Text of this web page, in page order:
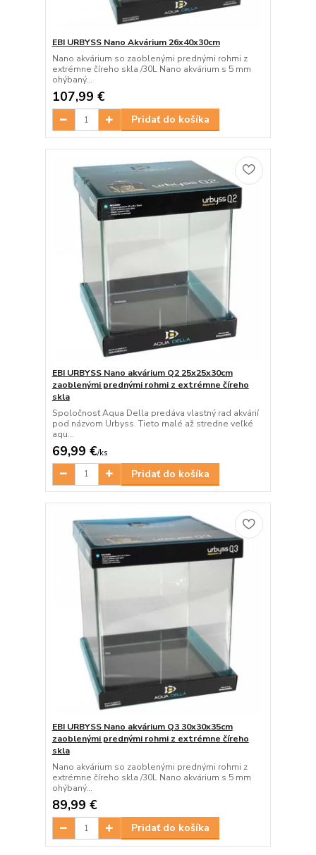
EBI URBYSS Nano Akvárium 26x40x30cm
Nano akvárium so zaoblenými prednými rohmi z
extrémne číreho skla /30L Nano akvárium s 5 mm
ohýbaný...
107,99 €
Pridať do košíka
EBI URBYSS Nano akvárium Q2 25x25x30cm
zaoblenými prednými rohmi z extrémne číreho
skla
Spoločnosť Aqua Della predáva vlastný rad akvárií
pod názvom Urbyss. Tieto malé až stredne veľké
aqu...
69,99 €/ks
Pridať do košíka
EBI URBYSS Nano akvárium Q3 30x30x35cm
zaoblenými prednými rohmi z extrémne číreho
skla
Nano akvárium so zaoblenými prednými rohmi z
extrémne číreho skla /30L Nano akvárium s 5 mm
ohýbaný...
89,99 €
Pridať do košíka